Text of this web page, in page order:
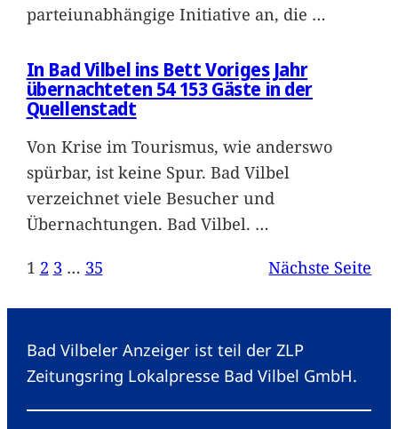
parteiunabhängige Initiative an, die …
In Bad Vilbel ins Bett Voriges Jahr
übernachteten 54 153 Gäste in der
Quellenstadt
Von Krise im Tourismus, wie anderswo
spürbar, ist keine Spur. Bad Vilbel
verzeichnet viele Besucher und
Übernachtungen. Bad Vilbel. …
1 2 3 … 35 Nächste Seite
Bad Vilbeler Anzeiger ist teil der ZLP
Zeitungsring Lokalpresse Bad Vilbel GmbH.